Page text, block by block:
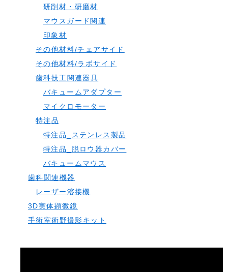
研削材・研磨材
マウスガード関連
印象材
その他材料/チェアサイド
その他材料/ラボサイド
歯科技工関連器具
バキュームアダプター
マイクロモーター
特注品
特注品_ステンレス製品
特注品_脱ロウ器カバー
バキュームマウス
歯科関連機器
レーザー溶接機
3D実体顕微鏡
手術室術野撮影キット